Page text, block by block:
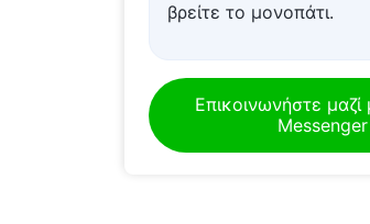
βρείτε το μονοπάτι.
Επικοινωνήστε
Messenger